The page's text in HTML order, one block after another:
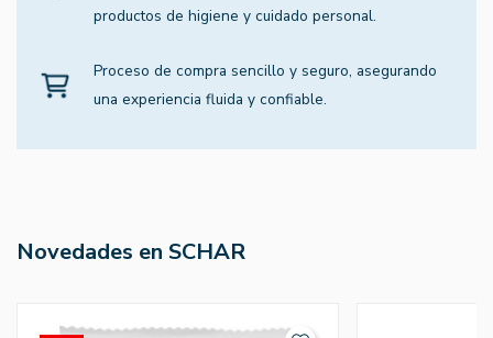
productos de higiene y cuidado personal.
Proceso de compra sencillo y seguro, asegurando
una experiencia fluida y confiable.
Novedades en SCHAR